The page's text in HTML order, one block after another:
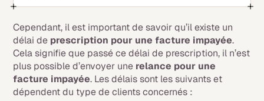
Cependant, il est important de savoir qu’il existe un
délai de prescription pour une facture impayée.
Cela signifie que passé ce délai de prescription, il n’est
plus possible d’envoyer une relance pour une
facture impayée. Les délais sont les suivants et
dépendent du type de clients concernés :